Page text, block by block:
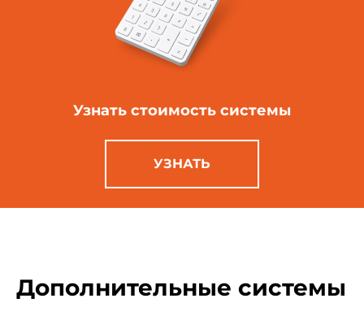
Узнать стоимость системы
УЗНАТЬ
Дополнительные системы